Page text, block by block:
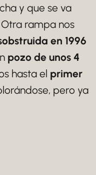
y que se va
Otra rampa nos
en 1996
pozo de unos 4
hasta el primer
pero ya